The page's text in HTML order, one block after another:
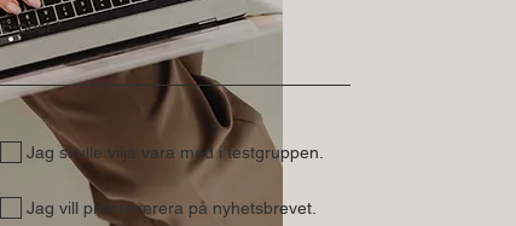
E-post
Jag skulle vilja vara med i testgruppen.
Jag vill prenumerera på nyhetsbrevet.